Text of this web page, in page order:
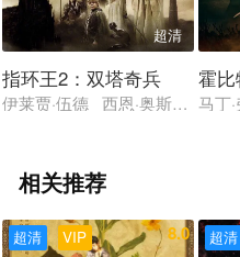
超清
指环王2：双塔奇兵
伊莱贾·伍德 西恩·奥斯汀 伊
霍
马丁
相关推荐
VIP
超清 8.0 超清